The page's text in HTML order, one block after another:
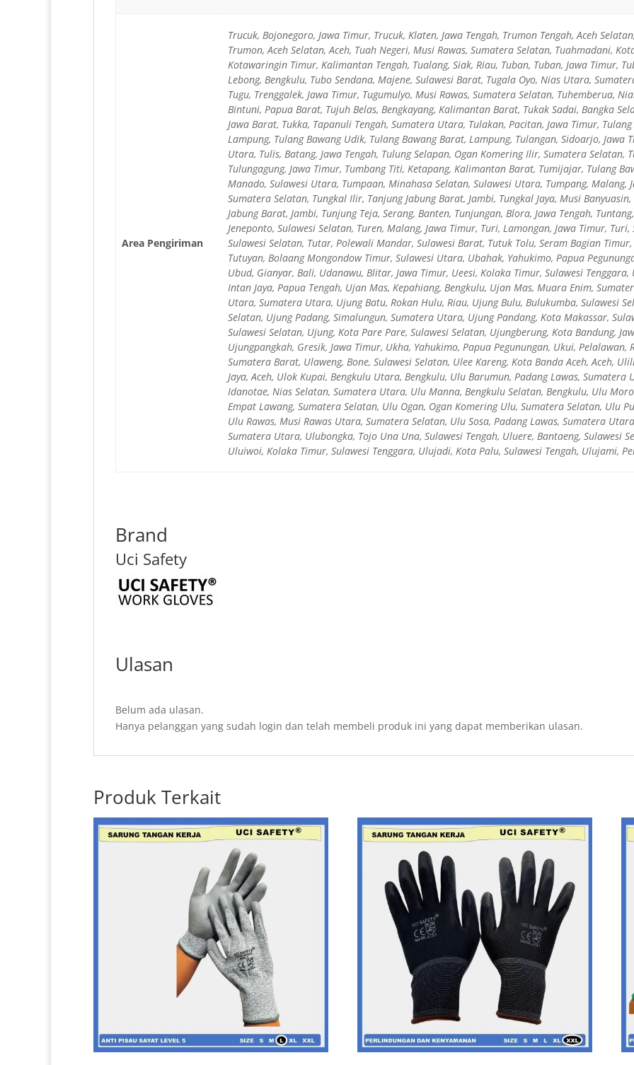
Area Pengiriman
Trucuk, Bojonegoro, Jawa Timur, Trucuk, Klaten, Jawa Tengah, Trumon Tengah, Aceh
Trumon, Aceh Selatan, Aceh, Tuah Negeri, Musi Rawas, Sumatera Selatan, Tuahmadani,
Kotawaringin Timur, Kalimantan Tengah, Tualang, Siak, Riau, Tuban, Tuban, Jawa Timur,
Lebong, Bengkulu, Tubo Sendana, Majene, Sulawesi Barat, Tugala Oyo, Nias Utara,
Tugu, Trenggalek, Jawa Timur, Tugumulyo, Musi Rawas, Sumatera Selatan, Tuhemberua,
Bintuni, Papua Barat, Tujuh Belas, Bengkayang, Kalimantan Barat, Tukak Sadai, Bangka
Jawa Barat, Tukka, Tapanuli Tengah, Sumatera Utara, Tulakan, Pacitan, Jawa Timur,
Lampung, Tulang Bawang Udik, Tulang Bawang Barat, Lampung, Tulangan, Sidoarjo,
Utara, Tulis, Batang, Jawa Tengah, Tulung Selapan, Ogan Komering Ilir, Sumatera Selatan,
Tulungagung, Jawa Timur, Tumbang Titi, Ketapang, Kalimantan Barat, Tumijajar, Tulang
Manado, Sulawesi Utara, Tumpaan, Minahasa Selatan, Sulawesi Utara, Tumpang, Malang,
Sumatera Selatan, Tungkal Ilir, Tanjung Jabung Barat, Jambi, Tungkal Jaya, Musi
Jabung Barat, Jambi, Tunjung Teja, Serang, Banten, Tunjungan, Blora, Jawa Tengah,
Jeneponto, Sulawesi Selatan, Turen, Malang, Jawa Timur, Turi, Lamongan, Jawa Timur,
Sulawesi Selatan, Tutar, Polewali Mandar, Sulawesi Barat, Tutuk Tolu, Seram Bagian
Tutuyan, Bolaang Mongondow Timur, Sulawesi Utara, Ubahak, Yahukimo, Papua
Ubud, Gianyar, Bali, Udanawu, Blitar, Jawa Timur, Ueesi, Kolaka Timur, Sulawesi Tenggara,
Intan Jaya, Papua Tengah, Ujan Mas, Kepahiang, Bengkulu, Ujan Mas, Muara Enim,
Utara, Sumatera Utara, Ujung Batu, Rokan Hulu, Riau, Ujung Bulu, Bulukumba, Sulawesi
Selatan, Ujung Padang, Simalungun, Sumatera Utara, Ujung Pandang, Kota Makassar,
Sulawesi Selatan, Ujung, Kota Pare Pare, Sulawesi Selatan, Ujungberung, Kota Bandung,
Ujungpangkah, Gresik, Jawa Timur, Ukha, Yahukimo, Papua Pegunungan, Ukui,
Sumatera Barat, Ulaweng, Bone, Sulawesi Selatan, Ulee Kareng, Kota Banda Aceh, Aceh,
Jaya, Aceh, Ulok Kupai, Bengkulu Utara, Bengkulu, Ulu Barumun, Padang Lawas,
Idanotae, Nias Selatan, Sumatera Utara, Ulu Manna, Bengkulu Selatan, Bengkulu, Ulu
Empat Lawang, Sumatera Selatan, Ulu Ogan, Ogan Komering Ulu, Sumatera Selatan, Ulu
Ulu Rawas, Musi Rawas Utara, Sumatera Selatan, Ulu Sosa, Padang Lawas, Sumatera
Sumatera Utara, Ulubongka, Tojo Una Una, Sulawesi Tengah, Uluere, Bantaeng, Sulawesi
Uluiwoi, Kolaka Timur, Sulawesi Tenggara, Ulujadi, Kota Palu, Sulawesi Tengah, Ulujami,
Brand
Uci Safety
Ulasan
Belum ada ulasan.
Hanya pelanggan yang sudah login dan telah membeli produk ini yang dapat memberikan ulasan.
Produk Terkait